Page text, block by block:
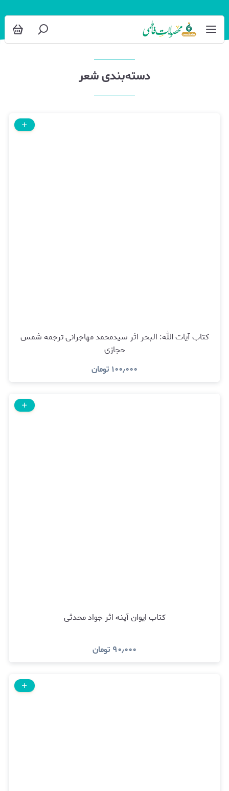
دسته‌بندی شعر
کتاب آیات الله: البحر اثر سیدمحمد مهاجرانی ترجمه شمس
حجازی
۱۰۰٫۰۰۰ تومان
کتاب ایوان آینه اثر جواد محدثی
۹۰٫۰۰۰ تومان